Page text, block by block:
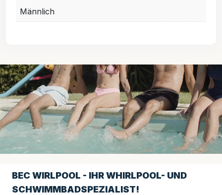
Männlich
BEC WIRLPOOL - IHR WHIRLPOOL- UND
SCHWIMMBADSPEZIALIST!